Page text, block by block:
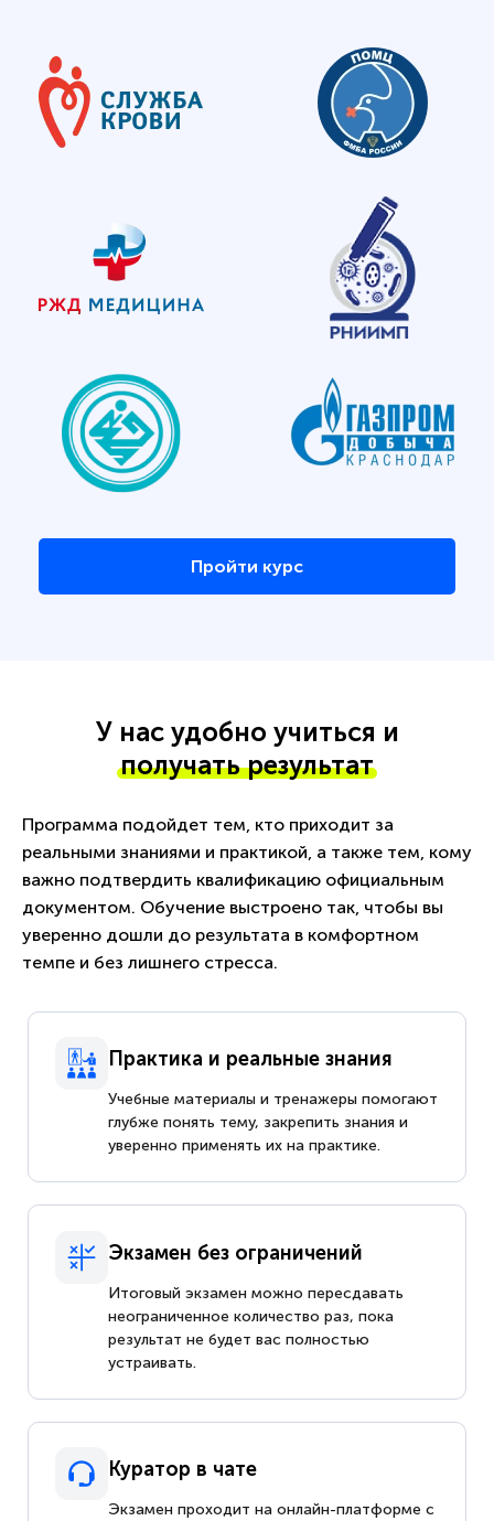
Пройти курс
У нас удобно учиться и
получать результат
Программа подойдет тем, кто приходит за
реальными знаниями и практикой, а также тем, кому
важно подтвердить квалификацию официальным
документом. Обучение выстроено так, чтобы вы
уверенно дошли до результата в комфортном
темпе и без лишнего стресса.
Практика и реальные знания
Учебные материалы и тренажеры помогают
глубже понять тему, закрепить знания и
уверенно применять их на практике.
Экзамен без ограничений
Итоговый экзамен можно пересдавать
неограниченное количество раз, пока
результат не будет вас полностью
устраивать.
Куратор в чате
Экзамен проходит на онлайн-платформе с